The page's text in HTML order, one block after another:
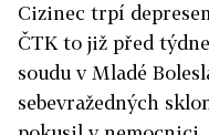
Cizinec trpí
ČTK to již před
soudu v Mladé
sebevražedných